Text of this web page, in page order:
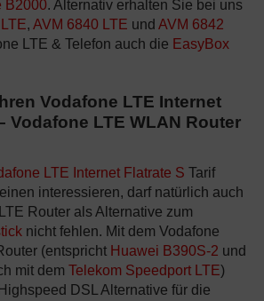
B2000. Alternativ erhalten Sie bei uns
, AVM 6840 LTE und AVM 6842
LTE & Telefon auch die EasyBox
Vodafone LTE Internet
Vodafone LTE WLAN Router
LTE Internet Flatrate S Tarif
interessieren, darf natürlich auch
Router als Alternative zum
nicht fehlen. Mit dem Vodafone
(entspricht Huawei B390S-2 und
mit dem Telekom Speedport LTE)
DSL Alternative für die